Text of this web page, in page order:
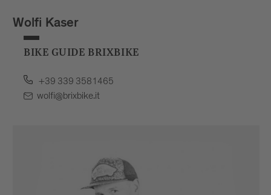
Wolfi Kaser
BIKE GUIDE BRIXBIKE
+39 339 3581465
wolfi@brixbike.it